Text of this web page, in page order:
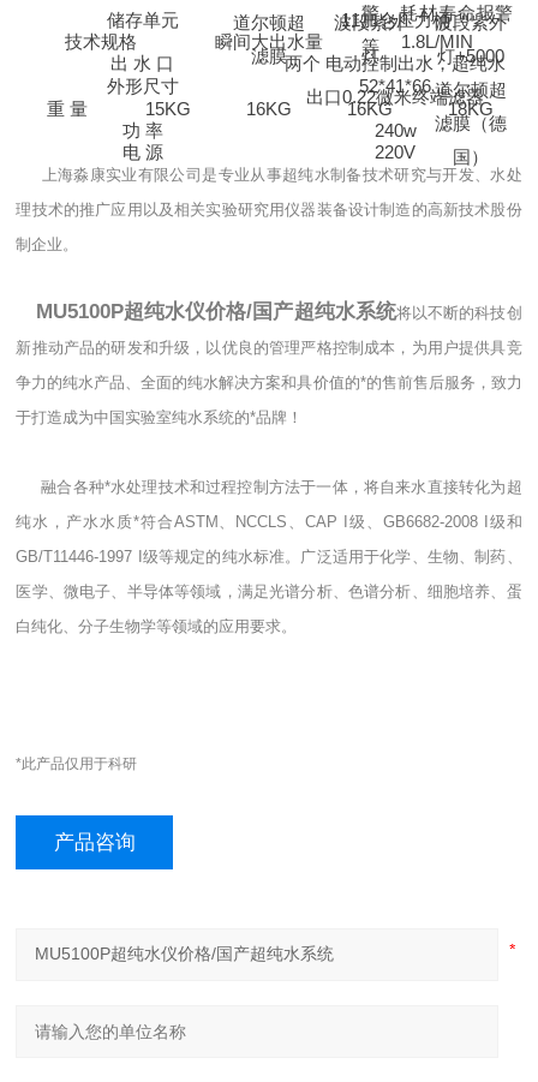
警，耗材寿命报警
等
道尔顿超
滤膜
波段紫外
灯
波段紫外
灯+5000
道尔顿超
滤膜（德
国）
储存单元 11加仑压力桶
技术规格
瞬间大出水量
1.8L/MIN
出 水 口 两个 电动控制出水，超纯水
出口0.22微米终端滤器
外形尺寸
52*41*66
重 量 15KG 16KG 16KG
18KG
功 率
240w
电 源 220V
上海淼康实业有限公司是专业从事超纯水制备技术研究与开发、水处
理技术的推广应用以及相关实验研究用仪器装备设计制造的高新技术股份
制企业。
MU5100P超纯水仪价格/国产超纯水系统将以不断的科技创
新推动产品的研发和升级，以优良的管理严格控制成本，为用户提供具竞
争力的纯水产品、全面的纯水解决方案和具价值的*的售前售后服务，致力
于打造成为中国实验室纯水系统的*品牌！
融合各种*水处理技术和过程控制方法于一体，将自来水直接转化为超
纯水，产水水质*符合ASTM、NCCLS、CAP I级、GB6682-2008 I级和
GB/T11446-1997 I级等规定的纯水标准。广泛适用于化学、生物、制药、
医学、微电子、半导体等领域，满足光谱分析、色谱分析、细胞培养、蛋
白纯化、分子生物学等领域的应用要求。
*此产品仅用于科研
产品咨询